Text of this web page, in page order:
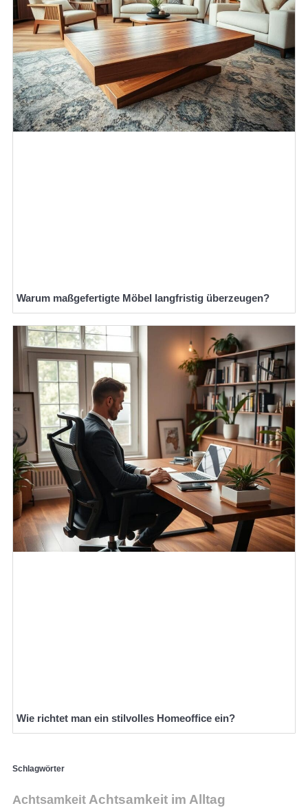
Warum maßgefertigte Möbel langfristig überzeugen?
Wie richtet man ein stilvolles Homeoffice ein?
Schlagwörter
Achtsamkeit Achtsamkeit im Alltag